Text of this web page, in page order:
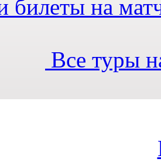
билеты на
Все туры